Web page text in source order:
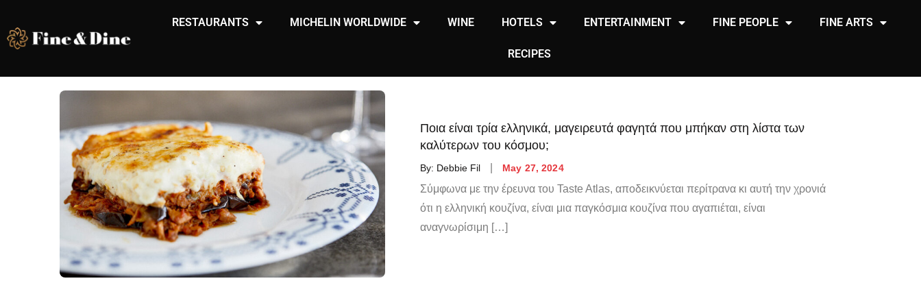
RESTAURANTS MICHELIN WORLDWIDE WINE HOTELS ENTERTAINMENT FINE PEOPLE FINE ARTS
RECIPES
Ποια είναι τρία ελληνικά, μαγειρευτά φαγητά που μπήκαν στη λίστα των
καλύτερων του κόσμου;
By: Debbie Fil May 27, 2024
Σύμφωνα με την έρευνα του Taste Atlas, αποδεικνύεται περίτρανα κι αυτή την χρονιά
ότι η ελληνική κουζίνα, είναι μια παγκόσμια κουζίνα που αγαπιέται, είναι
αναγνωρίσιμη […]